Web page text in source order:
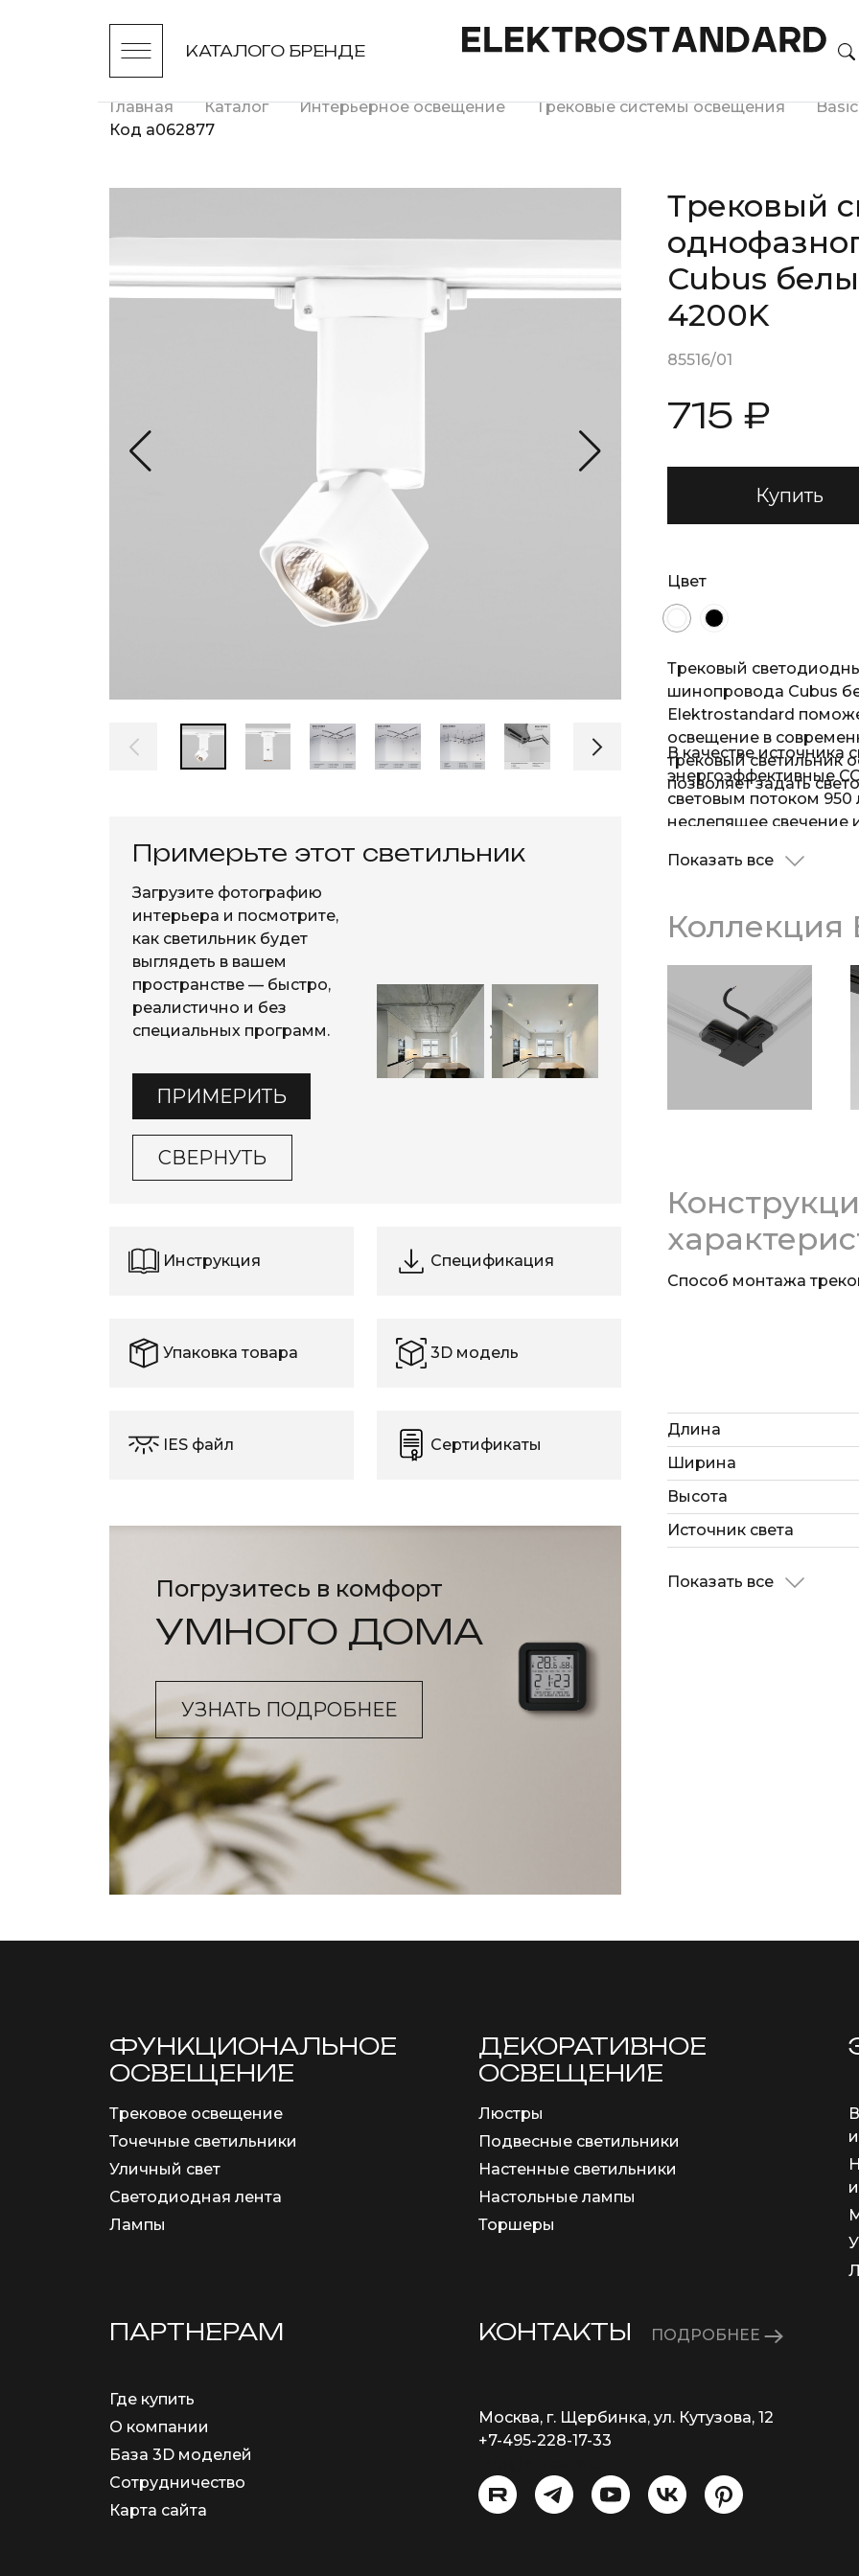
КАТАЛОГО БРЕНДЕ
Главная Каталог Интерьерное освещение Трековые системы освещения
Код a062877
Примерьте этот светильник
Загрузите фотографию
интерьера и посмотрите,
как светильник будет
выглядеть в вашем
пространстве — быстро,
реалистично и без
специальных программ.
ПРИМЕРИТЬ
СВЕРНУТЬ
Инструкция Спецификация
Упаковка товара 3D модель
IES файл Сертификаты
Погрузитесь в комфорт
УМНОГО ДОМА
УЗНАТЬ ПОДРОБНЕЕ
Трековый
Cubus
4200K
85516/01
715 ₽
Купить
Цвет
Трековый
шинопровода Cubus
Elektrostandard
освещение в
трековый светильник
позволяет задать
В качестве источника
энергоэффективные
световым потоком
неслепящее
основного материала
механическим
Показать все
Коллекция
Способ монтажа
Длина
Ширина
Высота
Источник света
Показать все
ФУНКЦИОНА­ЛЬНОЕ
ОСВЕЩЕНИЕ
Трековое освещение
Точечные светильники
Уличный свет
Светодиодная лента
Лампы
ДЕКОРАТИВНОЕ
ОСВЕЩЕНИЕ
Люстры
Подвесные светильники
Настенные светильники
Настольные лампы
Торшеры
ПАРТНЕРАМ
Где купить
О компании
База 3D моделей
Сотрудничество
Карта сайта
КОНТАКТЫ ПОДРОБНЕЕ
Москва, г. Щербинка, ул. Кутузова, 12
+7-495-228-17-33